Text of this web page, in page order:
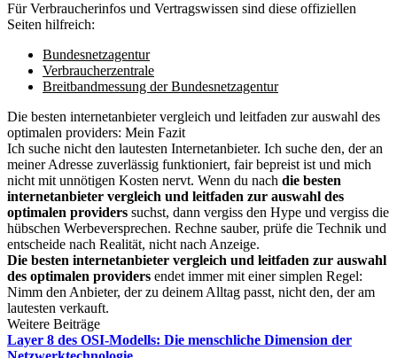
Für Verbraucherinfos und Vertragswissen sind diese offiziellen
Seiten hilfreich:
Bundesnetzagentur
Verbraucherzentrale
Breitbandmessung der Bundesnetzagentur
Die besten internetanbieter vergleich und leitfaden zur auswahl des
optimalen providers: Mein Fazit
Ich suche nicht den lautesten Internetanbieter. Ich suche den, der an
meiner Adresse zuverlässig funktioniert, fair bepreist ist und mich
nicht mit unnötigen Kosten nervt. Wenn du nach die besten
internetanbieter vergleich und leitfaden zur auswahl des
optimalen providers suchst, dann vergiss den Hype und vergiss die
hübschen Werbeversprechen. Rechne sauber, prüfe die Technik und
entscheide nach Realität, nicht nach Anzeige.
Die besten internetanbieter vergleich und leitfaden zur auswahl
des optimalen providers endet immer mit einer simplen Regel:
Nimm den Anbieter, der zu deinem Alltag passt, nicht den, der am
lautesten verkauft.
Weitere Beiträge
Layer 8 des OSI-Modells: Die menschliche Dimension der